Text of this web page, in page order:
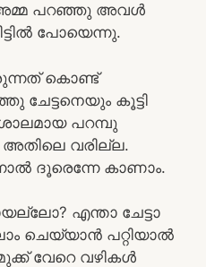
അമ്മ പറഞ്ഞു അവൾ
പോയെന്നു.
കൊണ്ട്
ചേട്ടനെയും കൂട്ടി
പറമ്പു
വരില്ല.
ദൂരെന്നേ കാണാം.
എന്താ ചേട്ടാ
ചെയ്യാൻ പറ്റിയാൽ
വേറെ വഴികൾ